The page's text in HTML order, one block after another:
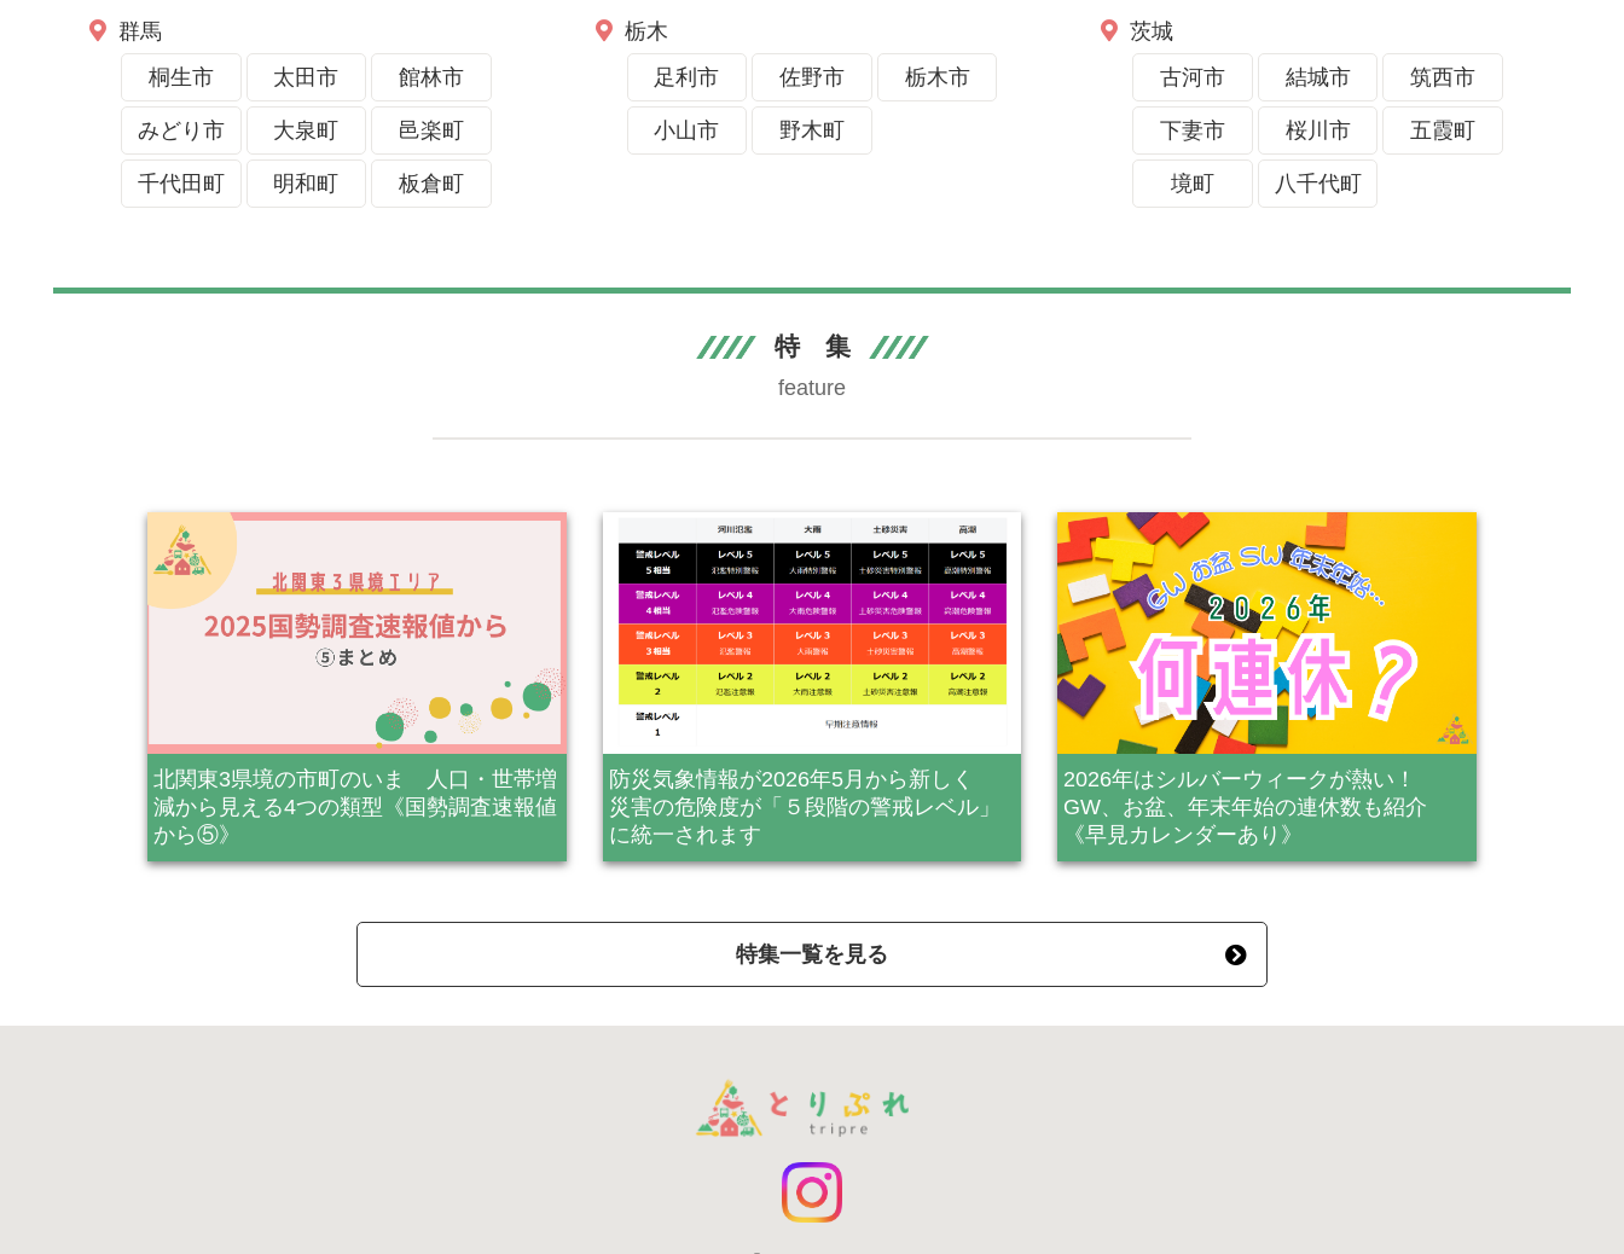
群馬
桐生市
太田市 館林市
みどり市 大泉町 邑楽町
千代田町 明和町 板倉町
栃木
足利市
佐野市 栃木市
小山市 野木町
茨城
古河市
結城市 筑西市
下妻市 桜川市 五霞町
境町 八千代町
特 集
feature
北関東3県境の市町のいま 人口・世帯増
減から見える4つの類型《国勢調査速報値
から⑤》
防災気象情報が2026年5月から新しく
災害の危険度が「５段階の警戒レベル」
に統一されます
2026年はシルバーウィークが熱い！
GW、お盆、年末年始の連休数も紹介
《早見カレンダーあり》
特集一覧を見る